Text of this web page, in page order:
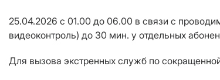
25.04.2026 с 01.00 до 06.00 в связи с
видеоконтроль) до 30 мин. у отдельных
Для вызова экстренных служб по